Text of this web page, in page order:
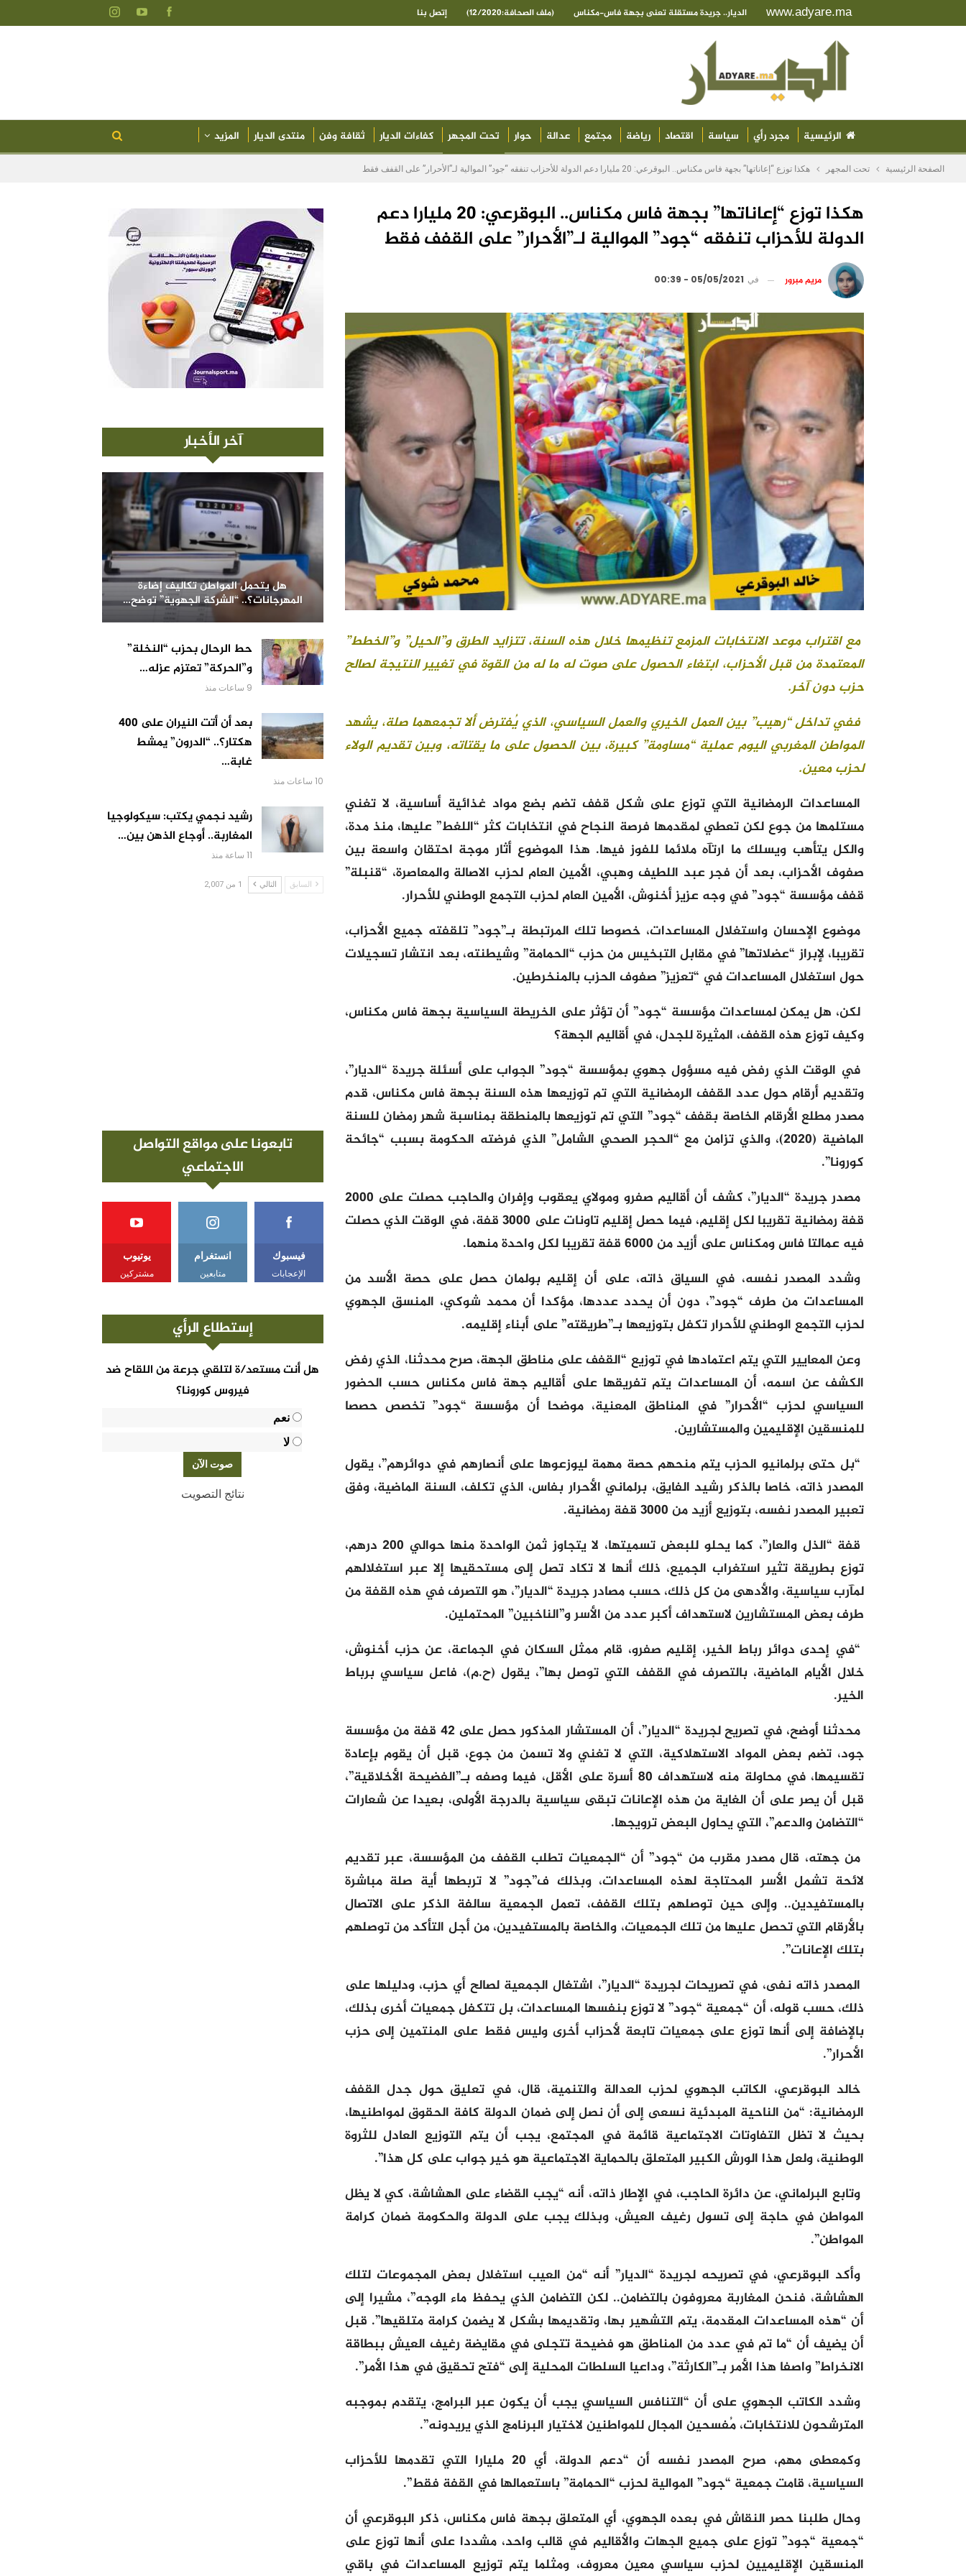
www.adyare.ma الديار.. جريدة مستقلة تعنى بجهة فاس-مكناس (ملف الصحافة:12/2020) إتصل بنا
الرئيسية مجرد رأي سياسة اقتصاد رياضة مجتمع عدالة حوار تحت المجهر كفاءات الديار ثقافة وفن منتدى الديار المزيد
الصفحة الرئيسية تحت المجهر هكذا توزع “إعاناتها” بجهة فاس مكناس.. البوقرعي: 20 مليارا دعم الدولة للأحزاب تنفقه “جود” الموالية لـ”الأحرار” على القفف فقط
هكذا توزع “إعاناتها” بجهة فاس مكناس.. البوقرعي: 20 مليارا دعم
الدولة للأحزاب تنفقه “جود” الموالية لـ”الأحرار” على القفف فقط
مريم مبرور في 05/05/2021 - 00:39
مع اقتراب موعد الانتخابات المزمع تنظيمها خلال هذه السنة، تتزايد الطرق و”الحيل” و”الخطط”
المعتمدة من قبل الأحزاب، ابتغاء الحصول على صوت له ما له من القوة في تغيير النتيجة لصالح
حزب دون آخر.
ففي تداخل “رهيب” بين العمل الخيري والعمل السياسي، الذي يُفترض ألا تجمعهما صلة، يشهد
المواطن المغربي اليوم عملية “مساومة” كبيرة، بين الحصول على ما يقتاته، وبين تقديم الولاء
لحزب معين.
المساعدات الرمضانية التي توزع على شكل قفف تضم بضع مواد غذائية أساسية، لا تغني
مستلمها من جوع لكن تعطي لمقدمها فرصة النجاح في انتخابات كثر “اللغط” عليها، منذ مدة،
والكل يتأهب ويسلك ما ارتآه ملائما للفوز فيها. هذا الموضوع أثار موجة احتقان واسعة بين
صفوف الأحزاب، بعد أن فجر عبد اللطيف وهبي، الأمين العام لحزب الاصالة والمعاصرة، “قنبلة”
قفف مؤسسة “جود” في وجه عزيز أخنوش، الأمين العام لحزب التجمع الوطني للأحرار.
موضوع الإحسان واستغلال المساعدات، خصوصا تلك المرتبطة بـ”جود” تلقفته جميع الأحزاب،
تقريبا، لإبراز “عضلاتها” في مقابل التبخيس من حزب “الحمامة” وشيطنته، بعد انتشار تسجيلات
حول استغلال المساعدات في “تعزيز” صفوف الحزب بالمنخرطين.
لكن، هل يمكن لمساعدات مؤسسة “جود” أن تؤثر على الخريطة السياسية بجهة فاس مكناس،
وكيف توزع هذه القفف، المثيرة للجدل، في أقاليم الجهة؟
في الوقت الذي رفض فيه مسؤول جهوي بمؤسسة “جود” الجواب على أسئلة جريدة “الديار”،
وتقديم أرقام حول عدد القفف الرمضانية التي تم توزيعها هذه السنة بجهة فاس مكناس، قدم
مصدر مطلع الأرقام الخاصة بقفف “جود” التي تم توزيعها بالمنطقة بمناسبة شهر رمضان للسنة
الماضية (2020)، والذي تزامن مع “الحجر الصحي الشامل” الذي فرضته الحكومة بسبب “جائحة
كورونا”.
مصدر جريدة “الديار”، كشف أن أقاليم صفرو ومولاي يعقوب وإفران والحاجب حصلت على 2000
قفة رمضانية تقريبا لكل إقليم، فيما حصل إقليم تاونات على 3000 قفة، في الوقت الذي حصلت
فيه عمالتا فاس ومكناس على أزيد من 6000 قفة تقريبا لكل واحدة منهما.
وشدد المصدر نفسه، في السياق ذاته، على أن إقليم بولمان حصل على حصة الأسد من
المساعدات من طرف “جود”، دون أن يحدد عددها، مؤكدا أن محمد شوكي، المنسق الجهوي
لحزب التجمع الوطني للأحرار تكفل بتوزيعها بـ”طريقته” على أبناء إقليمه.
وعن المعايير التي يتم اعتمادها في توزيع “القفف على مناطق الجهة، صرح محدثنا، الذي رفض
الكشف عن اسمه، أن المساعدات يتم تفريقها على أقاليم جهة فاس مكناس حسب الحضور
السياسي لحزب “الأحرار” في المناطق المعنية، موضحا أن مؤسسة “جود” تخصص حصصا
للمنسقين الإقليمين والمستشارين.
“بل حتى برلمانيو الحزب يتم منحهم حصة مهمة ليوزعوها على أنصارهم في دوائرهم”، يقول
المصدر ذاته، خاصا بالذكر رشيد الفايق، برلماني الأحرار بفاس، الذي تكلف، السنة الماضية، وفق
تعبير المصدر نفسه، بتوزيع أزيد من 3000 قفة رمضانية.
قفة “الذل والعار”، كما يحلو للبعض تسميتها، لا يتجاوز ثمن الواحدة منها حوالي 200 درهم،
توزع بطريقة تثير استغراب الجميع، ذلك أنها لا تكاد تصل إلى مستحقيها إلا عبر استغلالهم
لمآرب سياسية، والأدهى من كل ذلك، حسب مصادر جريدة “الديار”، هو التصرف في هذه القفة من
طرف بعض المستشارين لاستهداف أكبر عدد من الأسر و”الناخبين” المحتملين.
“في إحدى دوائر رباط الخير، إقليم صفرو، قام ممثل السكان في الجماعة، عن حزب أخنوش،
خلال الأيام الماضية، بالتصرف في القفف التي توصل بها”، يقول (ح.م)، فاعل سياسي برباط
الخير.
محدثنا أوضح، في تصريح لجريدة “الديار”، أن المستشار المذكور حصل على 42 قفة من مؤسسة
جود، تضم بعض المواد الاستهلاكية، التي لا تغني ولا تسمن من جوع، قبل أن يقوم بإعادة
تقسيمها، في محاولة منه لاستهداف 80 أسرة على الأقل، فيما وصفه بـ”الفضيحة الأخلاقية”،
قبل أن يصر على أن الغاية من هذه الإعانات تبقى سياسية بالدرجة الأولى، بعيدا عن شعارات
“التضامن والدعم”، التي يحاول البعض ترويجها.
من جهته، قال مصدر مقرب من “جود” أن “الجمعيات تطلب القفف من المؤسسة، عبر تقديم
لائحة تشمل الأسر المحتاجة لهذه المساعدات، وبذلك ف”جود” لا تربطها أية صلة مباشرة
بالمستفيدين.. وإلى حين توصلهم بتلك القفف، تعمل الجمعية سالفة الذكر على الاتصال
بالأرقام التي تحصل عليها من تلك الجمعيات، والخاصة بالمستفيدين، من أجل التأكد من توصلهم
بتلك الإعانات”.
المصدر ذاته نفى، في تصريحات لجريدة “الديار”، اشتغال الجمعية لصالح أي حزب، ودليلها على
ذلك، حسب قوله، أن “جمعية “جود” لا توزع بنفسها المساعدات، بل تتكفل جمعيات أخرى بذلك،
بالإضافة إلى أنها توزع على جمعيات تابعة لأحزاب أخرى وليس فقط على المنتمين إلى حزب
الأحرار”.
خالد البوقرعي، الكاتب الجهوي لحزب العدالة والتنمية، قال، في تعليق حول جدل القفف
الرمضانية: “من الناحية المبدئية نسعى إلى أن نصل إلى ضمان الدولة كافة الحقوق لمواطنيها،
بحيث لا تظل التفاوتات الاجتماعية قائمة في المجتمع، يجب أن يتم التوزيع العادل للثروة
الوطنية، ولعل هذا الورش الكبير المتعلق بالحماية الاجتماعية هو خير جواب على كل هذا”.
وتابع البرلماني، عن دائرة الحاجب، في الإطار ذاته، أنه “يجب القضاء على الهشاشة، كي لا يظل
المواطن في حاجة إلى تسول رغيف العيش، وبذلك يجب على الدولة والحكومة ضمان كرامة
المواطن”.
وأكد البوقرعي، في تصريحه لجريدة “الديار” أنه “من العيب استغلال بعض المجموعات لتلك
الهشاشة، فنحن المغاربة معروفون بالتضامن.. لكن التضامن الذي يحفظ ماء الوجه”، مشيرا إلى
أن “هذه المساعدات المقدمة، يتم التشهير بها، وتقديمها بشكل لا يضمن كرامة متلقيها”. قبل
أن يضيف أن “ما تم في عدد من المناطق هو فضيحة تتجلى في مقايضة رغيف العيش ببطاقة
الانخراط” واصفا هذا الأمر بـ”الكارثة”، وداعيا السلطات المحلية إلى “فتح تحقيق في هذا الأمر”.
وشدد الكاتب الجهوي على أن “التنافس السياسي يجب أن يكون عبر البرامج، يتقدم بموجبه
المترشحون للانتخابات، مُفسحين المجال للمواطنين لاختيار البرنامج الذي يريدونه”.
وكمعطى مهم، صرح المصدر نفسه أن “دعم الدولة، أي 20 مليارا التي تقدمها للأحزاب
السياسية، قامت جمعية “جود” الموالية لحزب “الحمامة” باستعمالها في القفة فقط”.
وحال طلبنا حصر النقاش في بعده الجهوي، أي المتعلق بجهة فاس مكناس، ذكر البوقرعي أن
“جمعية “جود” توزع على جميع الجهات والأقاليم في قالب واحد، مشددا على أنها توزع على
المنسقين الإقليميين لحزب سياسي معين معروف، ومثلما يتم توزيع المساعدات في باقي
آخر الأخبار
هل يتحمل المواطن تكاليف إضاءة
المهرجانات؟.. “الشركة الجهوية” توضح…
حط الرحال بحزب “النخلة”
و”الحركة” تعتزم عزله…
9 ساعات منذ
بعد أن أتت النيران على 400
هكتار؟.. “الدرون” يمشط
غابة…
10 ساعات منذ
رشيد نجمي يكتب: سيكولوجيا
المغاربة.. أوجاع الذهن بين…
11 ساعة منذ
السابق التالي 1 من 2,007
تابعونا على مواقع التواصل
الاجتماعي
فيسبوك
الإعجابات
انستغرام
متابعين
يوتيوب
مشتركين
إستطلاع الرأي
هل أنت مستعد/ة لتلقي جرعة من اللقاح ضد
فيروس كورونا؟
نعم
لا
نتائج التصويت